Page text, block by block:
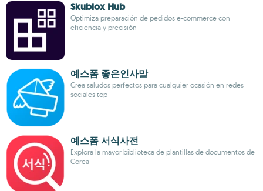
Skublox Hub
Optimiza preparación de pedidos e-commerce con
eficiencia y precisión
예스폼 좋은인사말
Crea saludos perfectos para cualquier ocasión en redes
sociales top
예스폼 서식사전
Explora la mayor biblioteca de plantillas de documentos de
Corea